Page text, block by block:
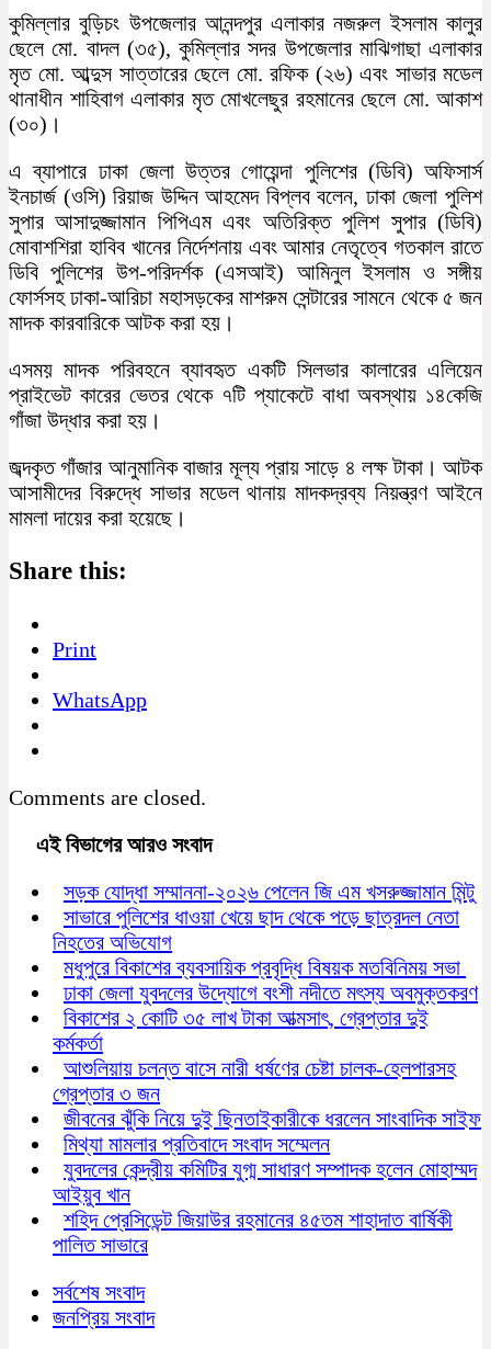
কুমিল্লার বুড়িচং উপজেলার আনন্দপুর এলাকার নজরুল ইসলাম কালুর
ছেলে মো. বাদল (৩৫), কুমিল্লার সদর উপজেলার মাঝিগাছা এলাকার
মৃত মো. আব্দুস সাত্তারের ছেলে মো. রফিক (২৬) এবং সাভার মডেল
থানাধীন শাহিবাগ এলাকার মৃত মোখলেছুর রহমানের ছেলে মো. আকাশ
(৩০)।
এ ব্যাপারে ঢাকা জেলা উত্তর গোয়েন্দা পুলিশের (ডিবি) অফিসার্স
ইনচার্জ (ওসি) রিয়াজ উদ্দিন আহমেদ বিপ্লব বলেন, ঢাকা জেলা পুলিশ
সুপার আসাদুজ্জামান পিপিএম এবং অতিরিক্ত পুলিশ সুপার (ডিবি)
মোবাশশিরা হাবিব খানের নির্দেশনায় এবং আমার নেতৃত্বে গতকাল রাতে
ডিবি পুলিশের উপ-পরিদর্শক (এসআই) আমিনুল ইসলাম ও সঙ্গীয়
ফোর্সসহ ঢাকা-আরিচা মহাসড়কের মাশরুম সেন্টারের সামনে থেকে ৫ জন
মাদক কারবারিকে আটক করা হয়।
এসময় মাদক পরিবহনে ব্যাবহৃত একটি সিলভার কালারের এলিয়েন
প্রাইভেট কারের ভেতর থেকে ৭টি প্যাকেটে বাধা অবস্থায় ১৪কেজি
গাঁজা উদ্ধার করা হয়।
জব্দকৃত গাঁজার আনুমানিক বাজার মূল্য প্রায় সাড়ে ৪ লক্ষ টাকা। আটক
আসামীদের বিরুদ্ধে সাভার মডেল থানায় মাদকদ্রব্য নিয়ন্ত্রণ আইনে
মামলা দায়ের করা হয়েছে।
Share this:
Print
WhatsApp
Comments are closed.
এই বিভাগের আরও সংবাদ
সড়ক যোদ্ধা সম্মাননা-২০২৬ পেলেন জি এম খসরুজ্জামান মিন্টু
সাভারে পুলিশের ধাওয়া খেয়ে ছাদ থেকে পড়ে ছাত্রদল নেতা
নিহতের অভিযোগ
মধুপুরে বিকাশের ব্যবসায়িক প্রবৃদ্ধি বিষয়ক মতবিনিময় সভা
ঢাকা জেলা যুবদলের উদ্যোগে বংশী নদীতে মৎস্য অবমুক্তকরণ
বিকাশের ২ কোটি ৩৫ লাখ টাকা আত্মসাৎ, গ্রেপ্তার দুই
কর্মকর্তা
আশুলিয়ায় চলন্ত বাসে নারী ধর্ষণের চেষ্টা চালক-হেলপারসহ
গ্রেপ্তার ৩ জন
জীবনের ঝুঁকি নিয়ে দুই ছিনতাইকারীকে ধরলেন সাংবাদিক সাইফ
মিথ্যা মামলার প্রতিবাদে সংবাদ সম্মেলন
যুবদলের কেন্দ্রীয় কমিটির যুগ্ম সাধারণ সম্পাদক হলেন মোহাম্মদ
আইয়ুব খান
শহিদ প্রেসিডেন্ট জিয়াউর রহমানের ৪৫তম শাহাদাত বার্ষিকী
পালিত সাভারে
সর্বশেষ সংবাদ
জনপ্রিয় সংবাদ